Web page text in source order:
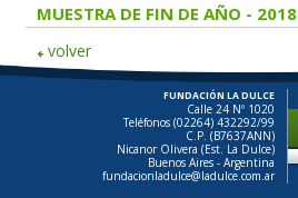
MUESTRA DE FIN DE AÑO - 2018
volver
FUNDACIÓN LA DULCE
Calle 24 Nº 1020
Teléfonos (02264) 432292/99
C.P. (B7637ANN)
Nicanor Olivera (Est. La Dulce)
Buenos Aires - Argentina
fundacionladulce@ladulce.com.ar